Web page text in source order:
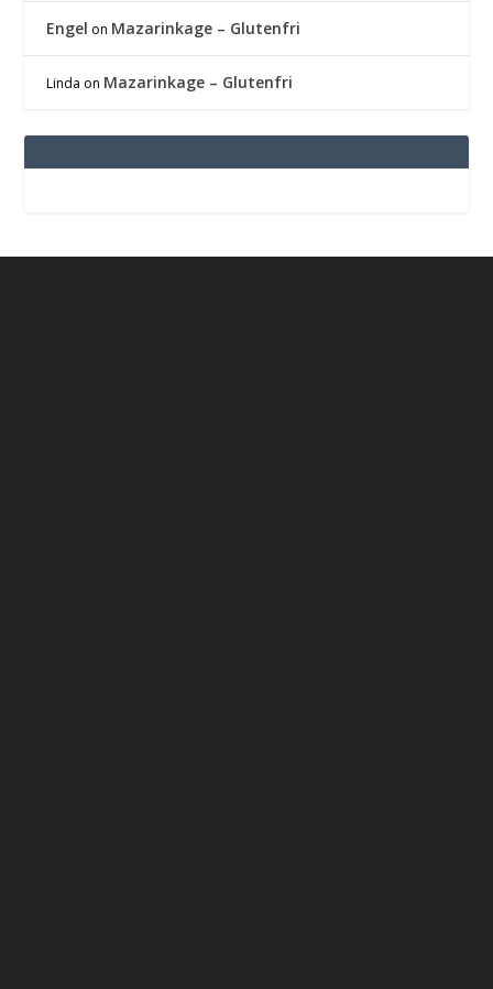
Engel on Mazarinkage – Glutenfri
Linda on Mazarinkage – Glutenfri